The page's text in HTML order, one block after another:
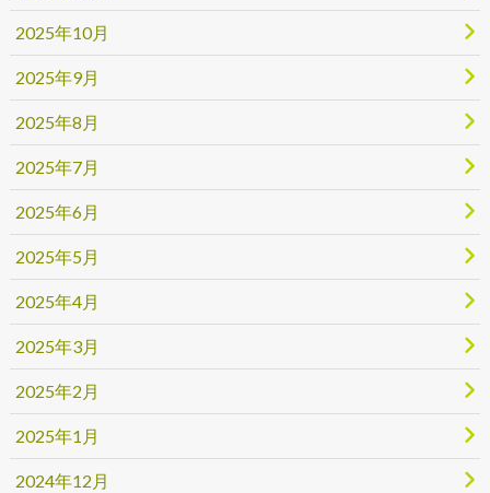
2025年10月
2025年9月
2025年8月
2025年7月
2025年6月
2025年5月
2025年4月
2025年3月
2025年2月
2025年1月
2024年12月